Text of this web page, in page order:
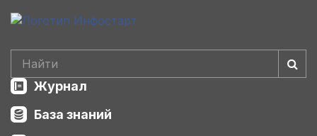
Журнал
База знаний